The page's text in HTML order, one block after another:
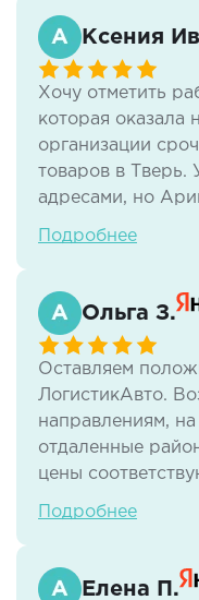
Ксения
Хочу отметить
которая
организации
товаров в Тверь.
адресами, но
профессионально
такими
Безусловно,
Подробнее
Ольга З.
Оставляем
ЛогистикАвто.
направлениям,
отдаленные
цены
соблюдаются.
Подробнее
Елена П.